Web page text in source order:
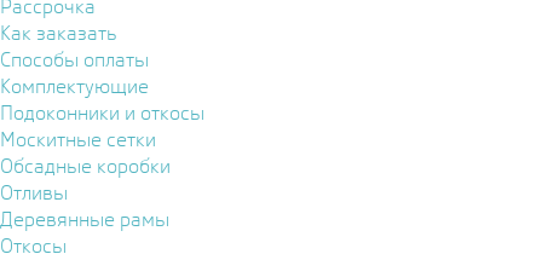
Рассрочка
Как заказать
Способы оплаты
Комплектующие
Подоконники и откосы
Москитные сетки
Обсадные коробки
Отливы
Деревянные рамы
Откосы